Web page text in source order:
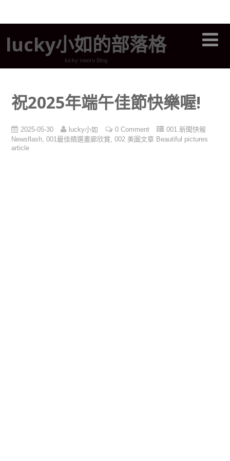
lucky小如的部落格
lucky xiaoru Blog
祝2025年端午佳節快樂喔!
2025-05-30 lucky小如 0 Comment
001.新聞快報
Newsflash, 001最佳精選畫廊欣賞 002 美圖文章 Beautiful pictures
article